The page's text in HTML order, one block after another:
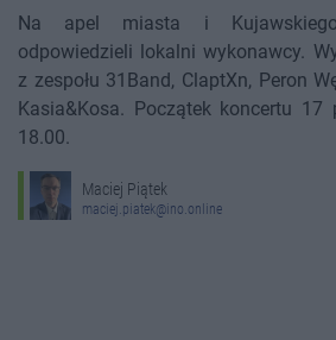
Na apel miasta i
odpowiedzieli lokalni wykonawcy.
z zespołu 31Band, ClaptXn, Peron
Kasia&Kosa. Początek koncertu 17
18.00.
Maciej Piątek
maciej.piatek@ino.online